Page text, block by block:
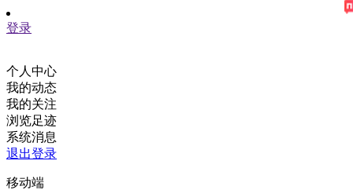
登录
个人中心
我的动态
我的关注
浏览足迹
系统消息
退出登录
移动端